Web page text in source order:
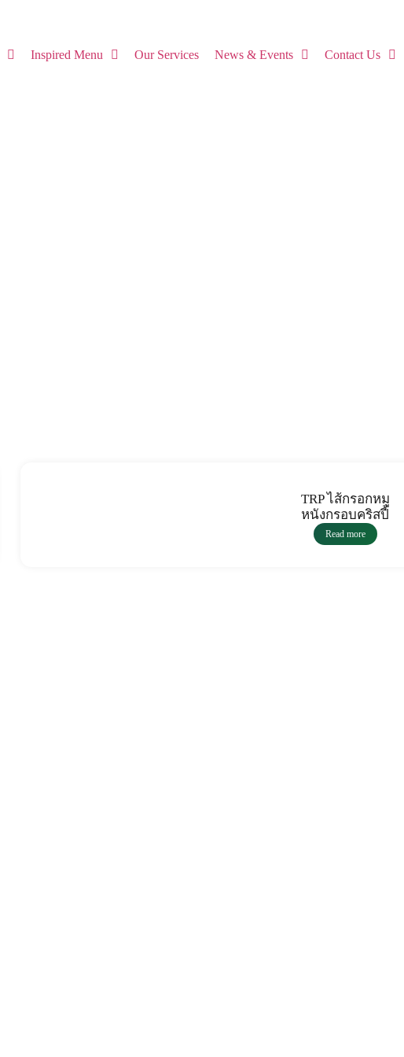
Inspired Menu Our Services News & Events Contact Us
TRP ไส้กรอกหมู
หนังกรอบคริสปี้
Read more